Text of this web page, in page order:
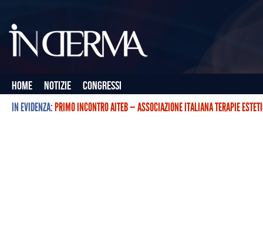
Home Notizie
Congressi
IN EVIDENZA:PRIMO INCONTRO AITEB — ASSOCIAZIONE ITALIANA TERAPIE